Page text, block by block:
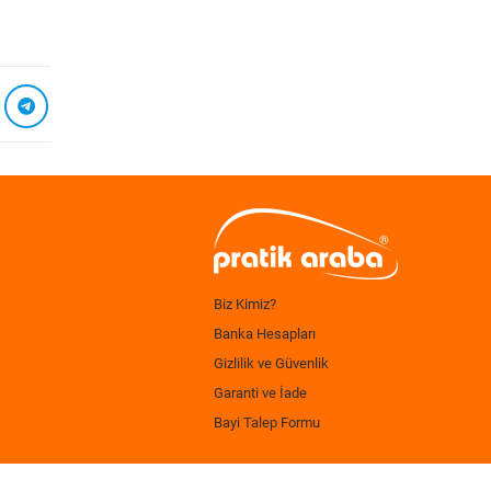
Biz Kimiz?
Banka Hesapları
Gizlilik ve Güvenlik
Garanti ve İade
Bayi Talep Formu